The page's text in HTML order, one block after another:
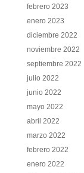
febrero 2023
enero 2023
diciembre 2022
noviembre 2022
septiembre 2022
julio 2022
junio 2022
mayo 2022
abril 2022
marzo 2022
febrero 2022
enero 2022